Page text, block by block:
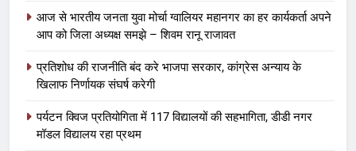
आज से भारतीय जनता युवा मोर्चा ग्वालियर महानगर का हर कार्यकर्ता अपने
आप को जिला अध्यक्ष समझे – शिवम रानू राजावत
प्रतिशोध की राजनीति बंद करे भाजपा सरकार, कांग्रेस अन्याय के
खिलाफ निर्णायक संघर्ष करेगी
पर्यटन क्विज प्रतियोगिता में 117 विद्यालयों की सहभागिता, डीडी नगर
मॉडल विद्यालय रहा प्रथम